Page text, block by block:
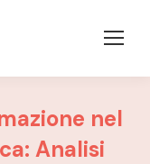
nel
Analisi